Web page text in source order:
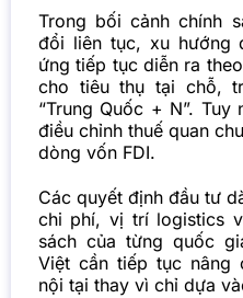
Trong bối cảnh chính
đổi liên tục, xu hướng
ứng tiếp tục diễn ra
cho tiêu thụ tại chỗ,
“Trung Quốc + N”.
điều chỉnh thuế quan
dòng vốn FDI.
Các quyết định đầu tư
chi phí, vị trí logistics
sách của từng quốc
Việt cần tiếp tục nâng
nội tại thay vì chỉ dựa